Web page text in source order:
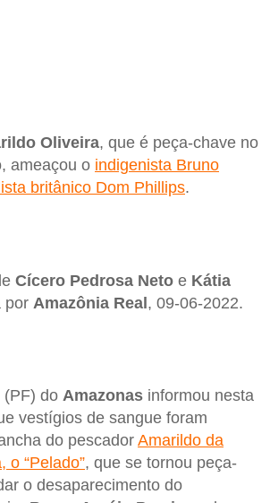
Oliveira, que é peça-chave no
ameaçou o indigenista Bruno
britânico Dom Phillips.
Cícero Pedrosa Neto e Kátia
por Amazônia Real, 09-06-2022.
(PF) do Amazonas informou nesta
vestígios de sangue foram
do pescador Amarildo da
o “Pelado”, que se tornou peça-
o desaparecimento do